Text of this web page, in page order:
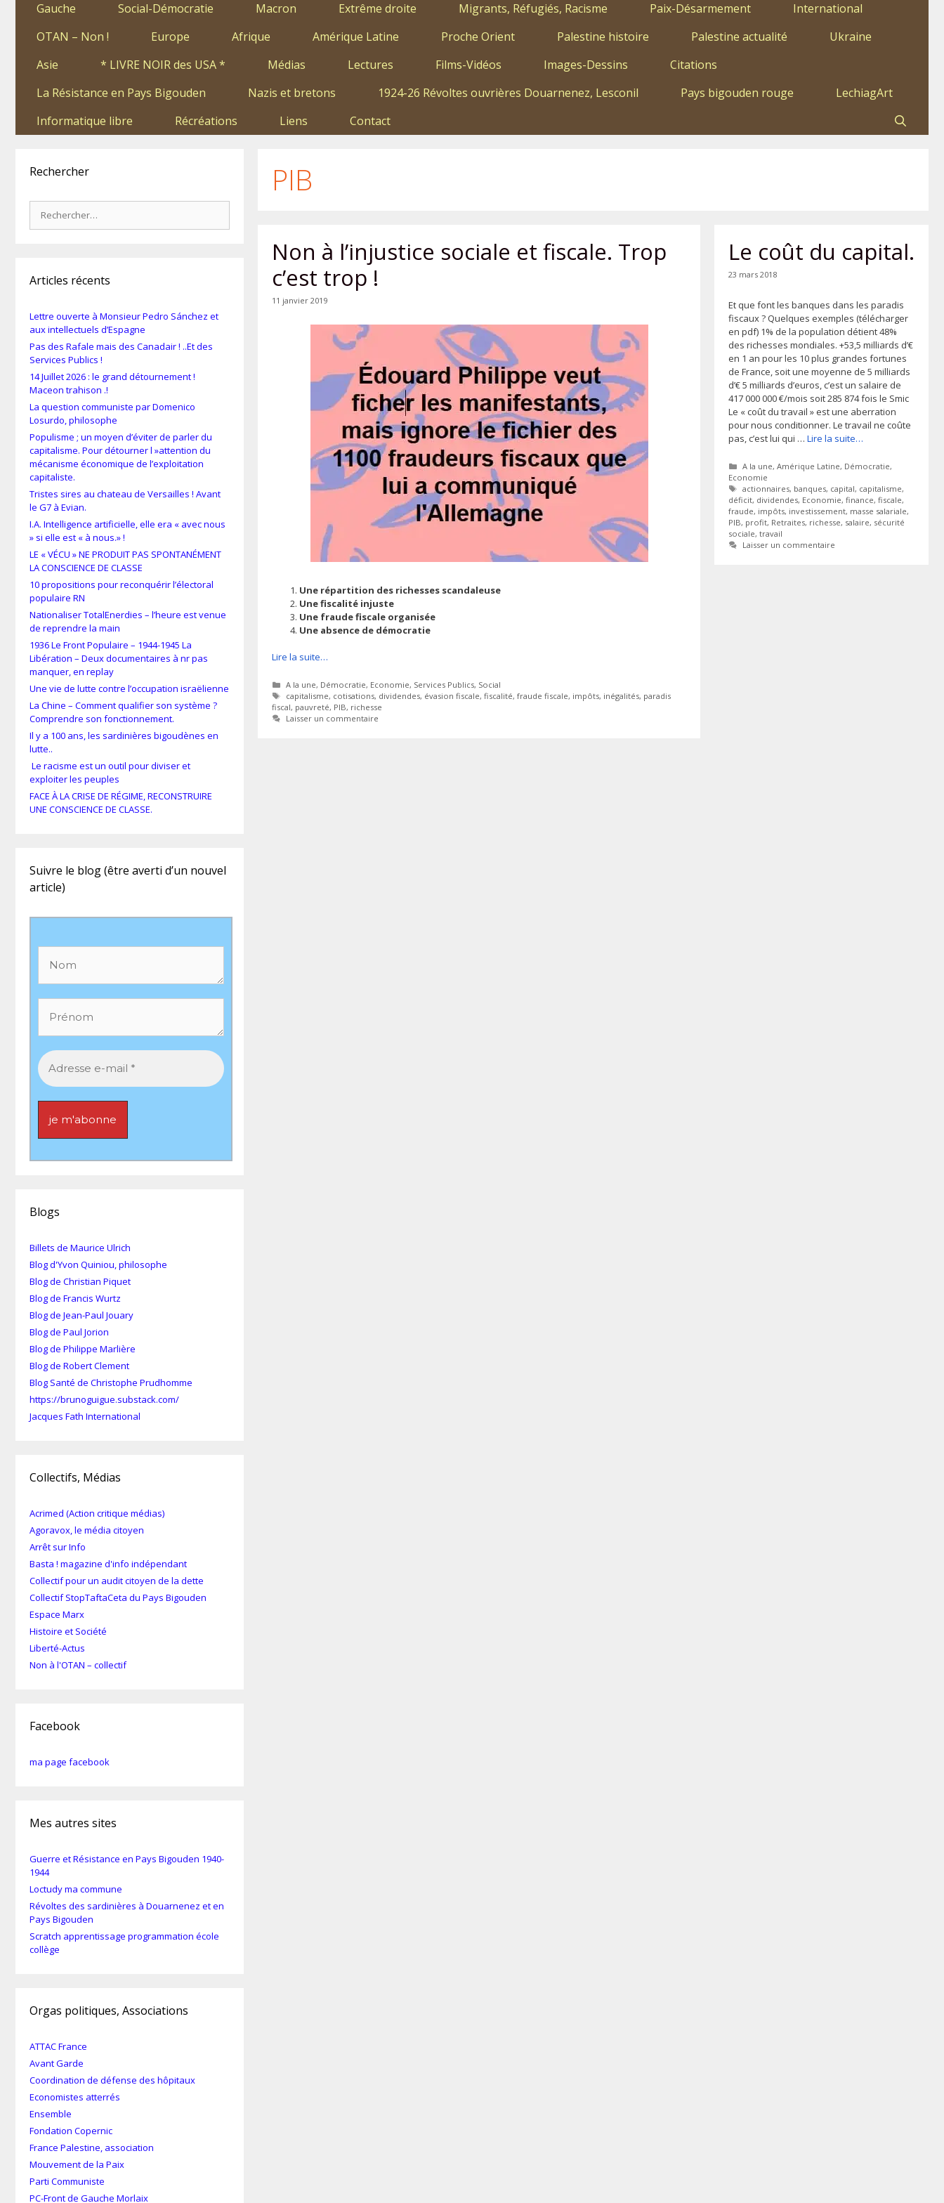
Gauche
Social-Démocratie Macron Extrême droite Migrants, Réfugiés, Racisme Paix-Désarmement
International
OTAN – Non !
Europe Afrique Amérique Latine Proche Orient Palestine histoire Palestine actualité
Ukraine
Asie
* LIVRE NOIR des USA * Médias Lectures Films-Vidéos Images-Dessins
Citations
La Résistance en Pays Bigouden
Nazis et bretons 1924-26 Révoltes ouvrières Douarnenez, Lesconil Pays bigouden rouge
LechiagArt
Informatique libre
Récréations Liens Contact
PIB
Non à l’injustice sociale et fiscale. Trop
c’est trop !
11 janvier 2019
Une répartition des richesses scandaleuse
Une fiscalité injuste
Une fraude fiscale organisée
Une absence de démocratie
Lire la suite…
Catégories
A la une, Démocratie, Economie, Services Publics, Social
Étiquettes
capitalisme, cotisations, dividendes, évasion fiscale, fiscalité, fraude fiscale, impôts, inégalités, paradis
fiscal, pauvreté, PIB, richesse
Laisser un commentaire
Le coût du capital.
23 mars 2018
Et que font les banques dans les paradis
fiscaux ? Quelques exemples (télécharger
en pdf) 1% de la population détient 48%
des richesses mondiales. +53,5 milliards d’€
en 1 an pour les 10 plus grandes fortunes
de France, soit une moyenne de 5 milliards
d’€ 5 milliards d’euros, c’est un salaire de
417 000 000 €/mois soit 285 874 fois le Smic
Le « coût du travail » est une aberration
pour nous conditionner. Le travail ne coûte
pas, c’est lui qui … Lire la suite…
Catégories
A la une, Amérique Latine, Démocratie,
Economie
Étiquettes
actionnaires, banques, capital, capitalisme,
déficit, dividendes, Economie, finance, fiscale,
fraude, impôts, investissement, masse salariale,
PIB, profit, Retraites, richesse, salaire, sécurité
sociale, travail
Laisser un commentaire
Rechercher
Articles récents
Lettre ouverte à Monsieur Pedro Sánchez et
aux intellectuels d’Espagne
Pas des Rafale mais des Canadair ! ..Et des
Services Publics !
14 Juillet 2026 : le grand détournement !
Maceon trahison .!
La question communiste par Domenico
Losurdo, philosophe
Populisme ; un moyen d’éviter de parler du
capitalisme. Pour détourner l »attention du
mécanisme économique de l’exploitation
capitaliste.
Tristes sires au chateau de Versailles ! Avant
le G7 à Evian.
I.A. Intelligence artificielle, elle era « avec nous
» si elle est « à nous.» !
LE « VÉCU » NE PRODUIT PAS SPONTANÉMENT
LA CONSCIENCE DE CLASSE
10 propositions pour reconquérir l’électoral
populaire RN
Nationaliser TotalEnerdies – l’heure est venue
de reprendre la main
1936 Le Front Populaire – 1944-1945 La
Libération – Deux documentaires à nr pas
manquer, en replay
Une vie de lutte contre l’occupation israëlienne
La Chine – Comment qualifier son système ?
Comprendre son fonctionnement.
Il y a 100 ans, les sardinières bigoudènes en
lutte..
Le racisme est un outil pour diviser et
exploiter les peuples
FACE À LA CRISE DE RÉGIME, RECONSTRUIRE
UNE CONSCIENCE DE CLASSE.
Suivre le blog (être averti d’un nouvel
article)
Blogs
Billets de Maurice Ulrich
Blog d'Yvon Quiniou, philosophe
Blog de Christian Piquet
Blog de Francis Wurtz
Blog de Jean-Paul Jouary
Blog de Paul Jorion
Blog de Philippe Marlière
Blog de Robert Clement
Blog Santé de Christophe Prudhomme
https://brunoguigue.substack.com/
Jacques Fath International
Collectifs, Médias
Acrimed (Action critique médias)
Agoravox, le média citoyen
Arrêt sur Info
Basta ! magazine d'info indépendant
Collectif pour un audit citoyen de la dette
Collectif StopTaftaCeta du Pays Bigouden
Espace Marx
Histoire et Société
Liberté-Actus
Non à l'OTAN – collectif
Facebook
ma page facebook
Mes autres sites
Guerre et Résistance en Pays Bigouden 1940-
1944
Loctudy ma commune
Révoltes des sardinières à Douarnenez et en
Pays Bigouden
Scratch apprentissage programmation école
collège
Orgas politiques, Associations
ATTAC France
Avant Garde
Coordination de défense des hôpitaux
Economistes atterrés
Ensemble
Fondation Copernic
France Palestine, association
Mouvement de la Paix
Parti Communiste
PC-Front de Gauche Morlaix